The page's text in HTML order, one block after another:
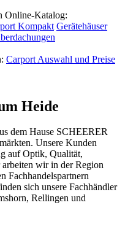
Online-Katalog:
Kompakt Gerätehäuser
Carport Auswahl und Preise
Heide
dem Hause SCHEERER
Unsere Kunden
auf Optik, Qualität,
wir in der Region
Fachhandelspartnern
sich unsere Fachhändler
Rellingen und